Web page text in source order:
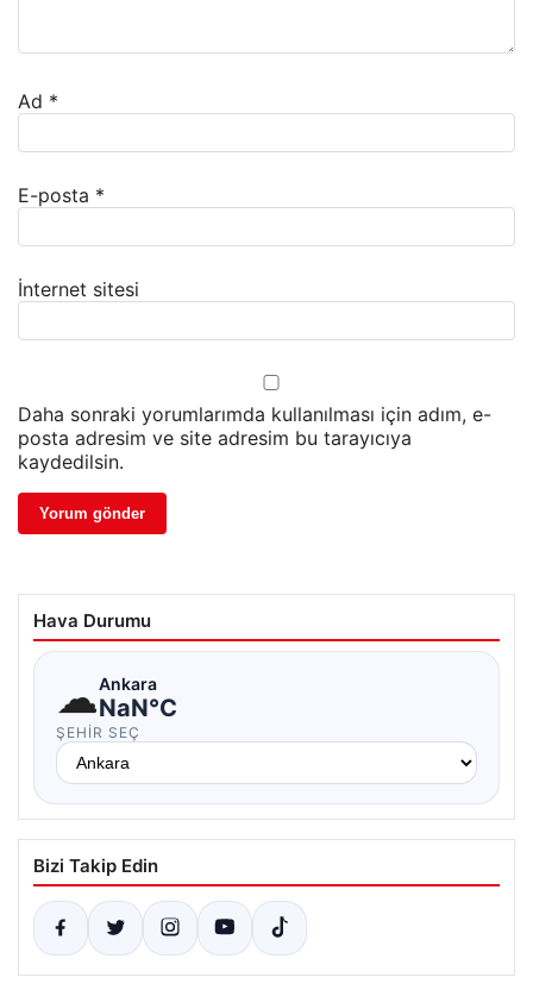
Ad *
E-posta *
İnternet sitesi
Daha sonraki yorumlarımda kullanılması için adım, e-
posta adresim ve site adresim bu tarayıcıya
kaydedilsin.
Hava Durumu
☁Ankara
NaN°C
ŞEHIR SEÇ
Bizi Takip Edin